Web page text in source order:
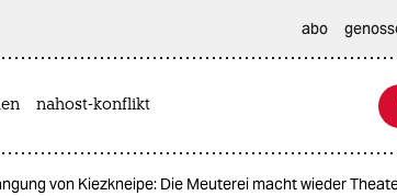
abo
nahost-konflikt
von Kiezkneipe: Die Meuterei macht wieder